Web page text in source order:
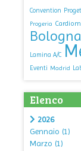
Convention
Progeria
Bologna
Lamina A/C
Eventi Madrid
Elenco
2026
Gennaio (1)
Marzo (1)